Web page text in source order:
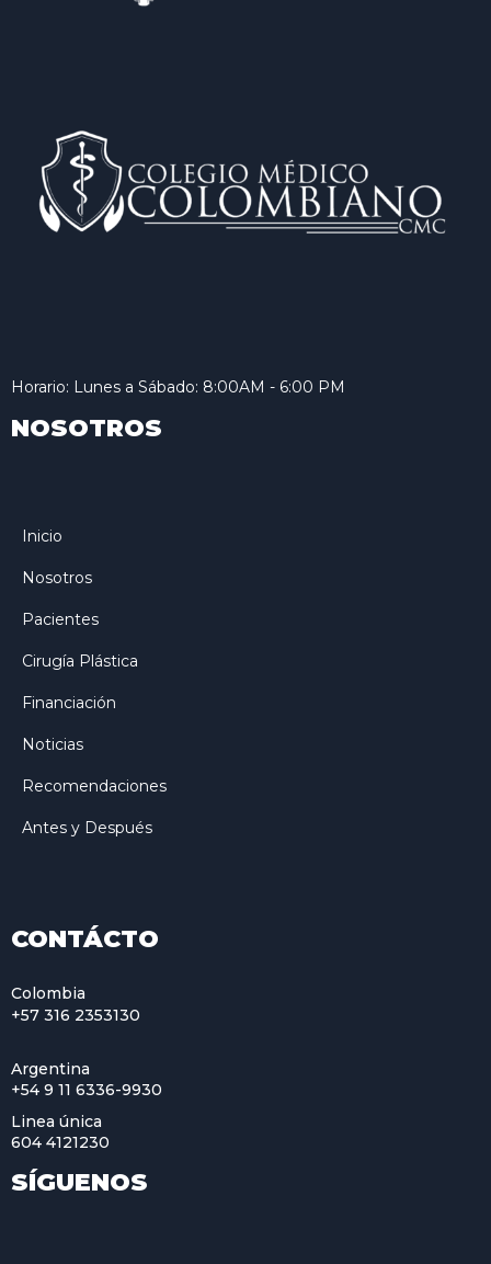
Horario: Lunes a Sábado: 8:00AM - 6:00 PM
NOSOTROS
Inicio
Nosotros
Pacientes
Cirugía Plástica
Financiación
Noticias
Recomendaciones
Antes y Después
CONTÁCTO
Colombia
+57 316 2353130
Argentina
+54 9 11 6336-9930
Linea única
604 4121230
SÍGUENOS